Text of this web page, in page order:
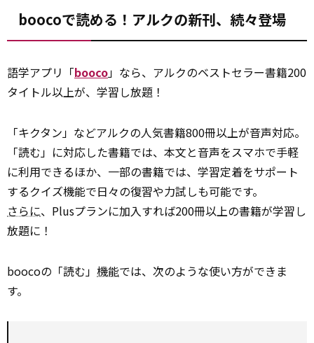
boocoで読める！アルクの新刊、続々登場
語学アプリ「booco」なら、アルクのベストセラー書籍200
タイトル以上が、学習し放題！
「キクタン」などアルクの人気書籍800冊以上が音声対応。
「読む」に対応した書籍では、本文と音声をスマホで手軽
に利用できるほか、一部の書籍では、学習定着をサポート
するクイズ機能で日々の復習や力試しも可能です。
さらに、Plusプランに加入すれば200冊以上の書籍が学習し
放題に！
boocoの「読む」 機能では、次のような使い方ができま
す。